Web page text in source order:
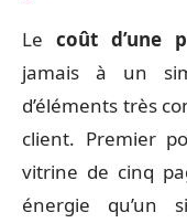
Le coût d’une
jamais à un
d’éléments très
client. Premier
vitrine de cinq
énergie qu’un